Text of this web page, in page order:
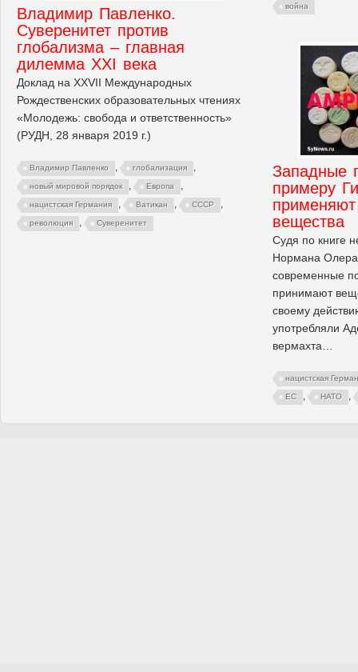
война
Владимир Павленко.
Суверенитет против
глобализма – главная
дилемма XXI века
Доклад на XXVII Международных
Рождественских образовательных чтениях
«Молодежь: свобода и ответственность»
(РУДН, 28 января 2019 г.)
Владимир Павленко , глобализация ,
новый мировой порядок , Европа ,
нацистская Германия , Ватикан , СССР ,
революция , Суверенитет
Западные
примеру
применяют
вещества
Судя по книге
Нормана Олера
современные
принимают
своему
употребляли
вермахта…
нацистская
ЕС , НАТО ,